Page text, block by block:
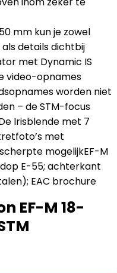
mm kun je zowel
details dichtbij
met Dynamic IS
video-opnames
worden niet
– de STM-focus
Irisblende met 7
met
mogelijkEF-M
E-55; achterkant
EAC brochure
EF-M 18-